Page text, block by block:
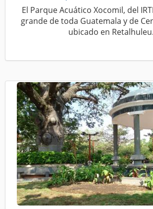
El Parque Acuático Xocomil, del
grande de toda Guatemala y de
ubicado en Retalhuleu.